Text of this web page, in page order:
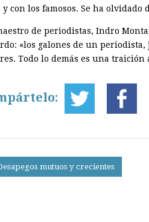
y con los famosos. Se ha olvidado
de periodistas, Indro
«los galones de un
Todo lo demás es una traición
mutuos y crecientes